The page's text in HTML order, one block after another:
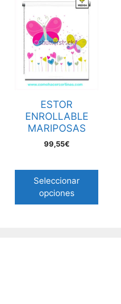
ESTOR
ENROLLABLE
MARIPOSAS
99,55€
Seleccionar
opciones